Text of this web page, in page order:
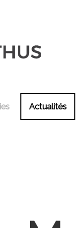
Actualités